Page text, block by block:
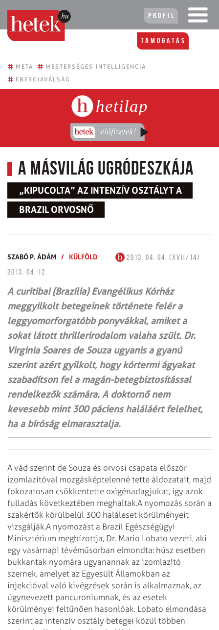
Profil
Támogatás
# META # MESTERSÉGES INTELLIGENCIA
# ENERGIAVÁLSÁG
hetilap
A másvilág ugródeszkája
„KIPUCOLTA” AZ INTENZÍV OSZTÁLYT A
BRAZIL ORVOSNŐ
SZABÓ P. ÁDÁM / KÜLFÖLD
2013. 04. 04. (XVII/14)
2013. 04. 12.
A curitibai (Brazília) Evangélikus Kórház
meggyilkolt betegeinek története felér a
leggyomorforgatóbb ponyvákkal, amiket a
sokat látott thrillerirodalom valaha szült. Dr.
Virginia Soares de Souza ugyanis a gyanú
szerint azért gyilkolt, hogy kórtermi ágyakat
szabadítson fel a magán-betegbiztosítással
rendelkezők számára. A doktornő nem
kevesebb mint 300 páciens haláláért felelhet,
ha a bíróság elmarasztalja.
A vád szerint de Sou­za és orvosi csapata először
izomlazítóval mozgásképtelenné tette áldozatait, majd
fokozatosan csökkentette oxigénadagjukat, így azok
fulladás következtében meghaltak.A nyomozás során a
szakértők körülbelül 300 haláleset körülményeit
vizsgálják.A nyomozást a Brazil Egészségügyi
Minisztérium megbízottja, Dr. Mario Lobato vezeti, aki
egy va­sárnapi tévéműsorban elmondta: húsz esetben
bukkantak nyomára ugyanannak az izomlazító
szernek, amelyet az Egyesült Államokban az
injekcióval való kivégzések során is alkalmaznak, az
úgynevezett pancuroniumnak, és az esetek
körülményei feltűnően hasonlóak. Lobato elmondása
szerint az intenzív osztály betegei közül többen